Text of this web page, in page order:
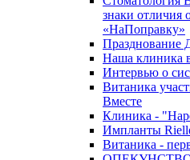
знаки отличия
«НаПоправку»
Празднование
Наша клиника
Интервью о
Витаника
Вместе
Клиника -
Импланты
Витаника -